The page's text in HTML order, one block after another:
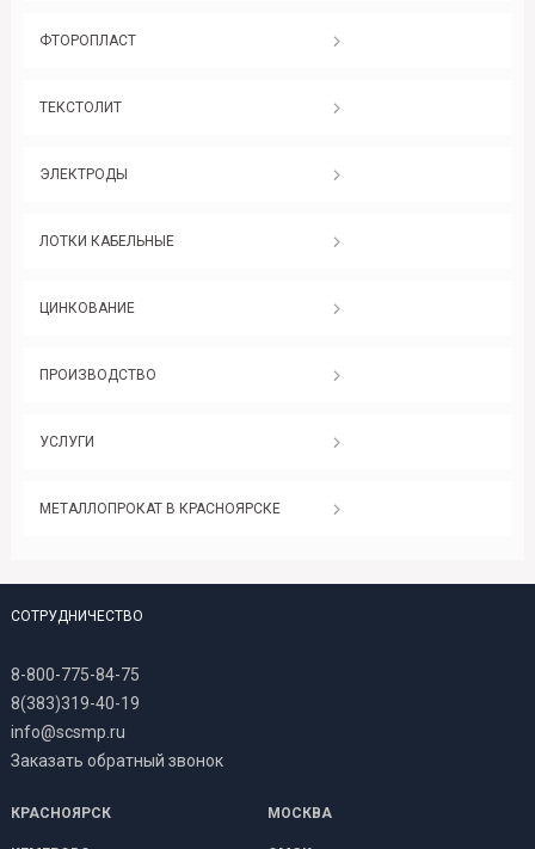
ФТОРОПЛАСТ
ТЕКСТОЛИТ
ЭЛЕКТРОДЫ
ЛОТКИ КАБЕЛЬНЫЕ
ЦИНКОВАНИЕ
ПРОИЗВОДСТВО
УСЛУГИ
МЕТАЛЛОПРОКАТ В КРАСНОЯРСКЕ
СОТРУДНИЧЕСТВО
8-800-775-84-75
8(383)319-40-19
info@scsmp.ru
Заказать обратный звонок
КРАСНОЯРСК МОСКВА